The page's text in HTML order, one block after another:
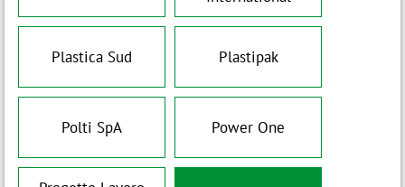
Plastica Sud Plastipak
Polti SpA Power One